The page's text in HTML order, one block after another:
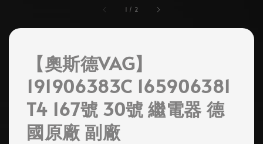
1 / 2
【奧斯德VAG】
191906383C 165906381
T4 167號 30號 繼電器 德
國原廠 副廠